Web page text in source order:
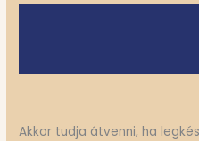
Akkor tudja átvenni, ha